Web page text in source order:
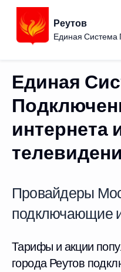
Реутов
Единая Система
Единая
интернета
Провайдеры
подключающие
Тарифы и акции
города Реутов